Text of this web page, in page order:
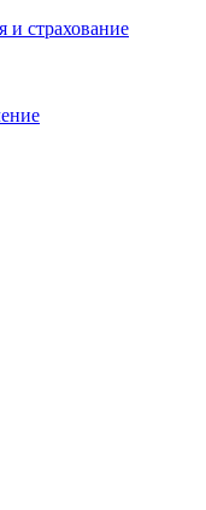
и страхование